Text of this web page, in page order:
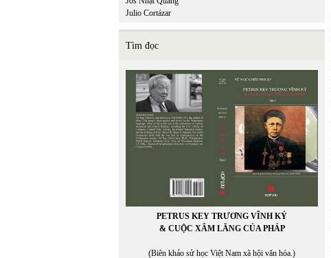
Julio Cortázar
Tìm đọc
PETRUS KEY TRƯƠNG VĨNH KÝ
& CUỘC XÂM LĂNG CỦA PHÁP
(Biên khảo sử học Việt Nam xã hội văn hóa.)